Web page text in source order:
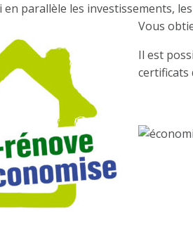
en parallèle les investissements,
Vous
Il est
certificats